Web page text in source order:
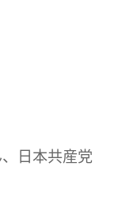
日本共産党